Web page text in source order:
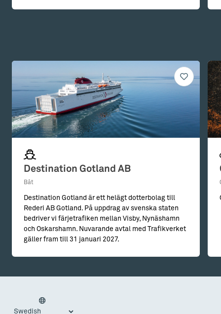
Destination Gotland AB
Båt
Destination Gotland är ett helägt dotterbolag till
Rederi AB Gotland. På uppdrag av svenska staten
bedriver vi färjetrafiken mellan Visby, Nynäshamn
och Oskarshamn. Nuvarande avtal med Trafikverket
gäller fram till 31 januari 2027.